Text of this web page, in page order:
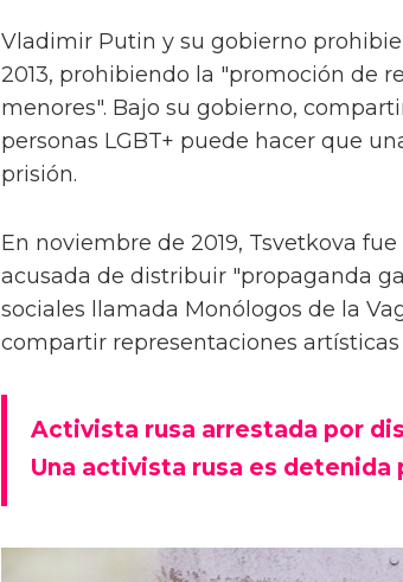
Vladimir Putin y su gobierno
2013, prohibiendo la "promoción de
menores". Bajo su gobierno,
personas LGBT+ puede hacer que
prisión.
En noviembre de 2019, Tsvetkova
acusada de distribuir "propaganda
sociales llamada Monólogos de la
compartir representaciones
Activista rusa arrestada por
Una activista rusa es detenida